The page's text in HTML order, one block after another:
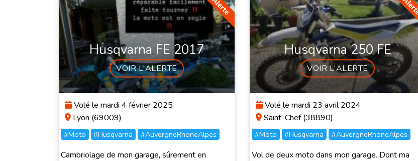
Husqvarna FE 2017
VOIR L'ALERTE
Volé le mardi 4 février 2025
Lyon (69009)
#Moto #Husqvarna #AuvergneRhoneAlpes
Cambriolage de mon garage, sûrement en
Husqvarna 250 FE
VOIR L'ALERTE
Volé le mardi 23 avril 2024
Saint-Chef (38890)
#Moto #Husqvarna #AuvergneRhoneAlpes
Vol de deux moto dans mon garage. Dont ma